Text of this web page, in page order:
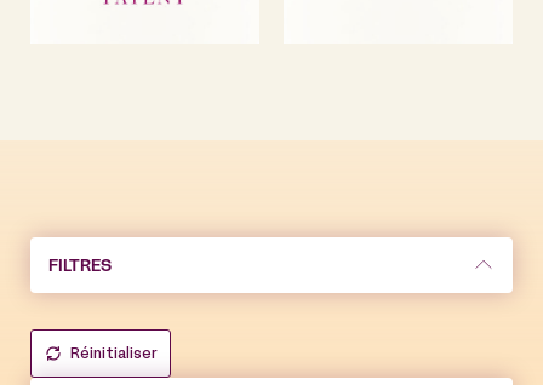
FILTRES
Réinitialiser